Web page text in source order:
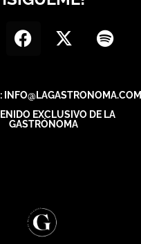
INFO@LAGASTRONOMA.COM
EXCLUSIVO DE LA
GASTRÓNOMA